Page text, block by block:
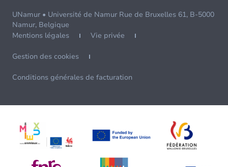
UNamur • Université de Namur Rue de Bruxelles 61, B-5000
Namur, Belgique
Mentions légales
Vie privée
Gestion des cookies
Conditions générales de facturation